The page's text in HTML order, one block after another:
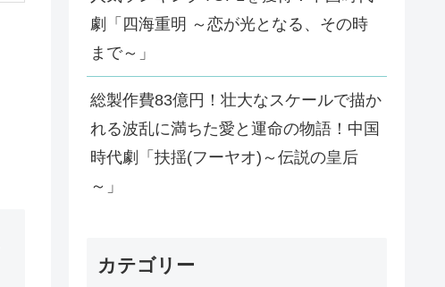
劇「四海重明 ～恋が光となる、その時
まで～」
総製作費83億円！壮大なスケールで描か
れる波乱に満ちた愛と運命の物語！中国
時代劇「扶揺(フーヤオ)～伝説の皇后
～」
カテゴリー